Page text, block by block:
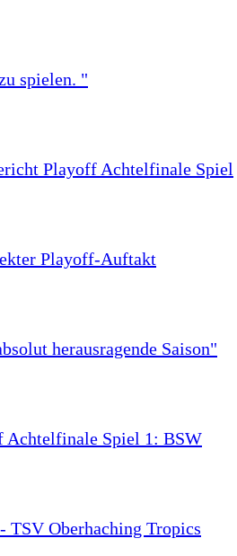
spielen. "
Playoff Achtelfinale Spiel
Playoff-Auftakt
herausragende Saison"
Achtelfinale Spiel 1: BSW
TSV Oberhaching Tropics